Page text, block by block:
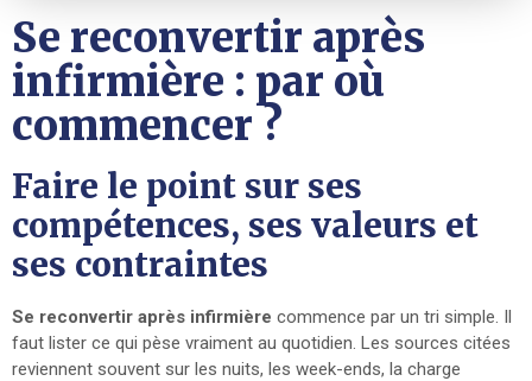
Se reconvertir après
infirmière : par où
commencer ?
Faire le point sur ses
compétences, ses valeurs et
ses contraintes
Se reconvertir après infirmière commence par un tri simple. Il
faut lister ce qui pèse vraiment au quotidien. Les sources citées
reviennent souvent sur les nuits, les week-ends, la charge